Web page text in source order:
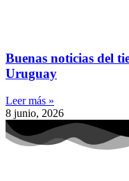
Buenas noticias del
Uruguay
Leer más »
8 junio, 2026